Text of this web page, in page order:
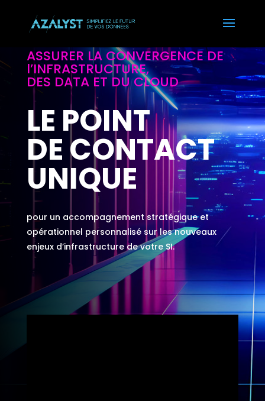
ASSURER LA CONVERGENCE DE
l’INFRASTRUCTURE,
DES DATA ET DU CLOUD
LE POINT
DE CONTACT
UNIQUE
pour un accompagnement stratégique et
opérationnel personnalisé sur les nouveaux
enjeux d’infrastructure de votre SI.